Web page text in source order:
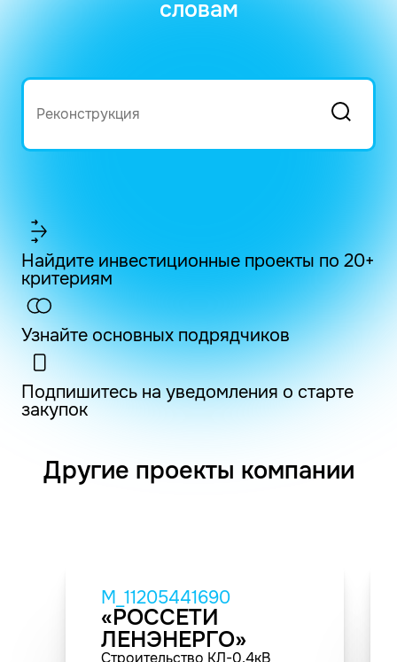
словам
Найдите инвестиционные проекты по 20+
критериям
Узнайте основных подрядчиков
Подпишитесь на уведомления о старте
закупок
Другие проекты компании
M_11205441690
«РОССЕТИ
ЛЕНЭНЕРГО»
Строительство КЛ-0.4кВ